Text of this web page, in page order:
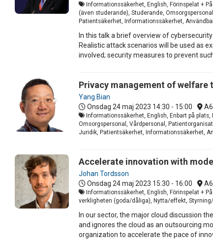
Informationssäkerhet, English, Förinspelat +
(även studerande), Studerande,
Patientsäkerhet, Informationssäkerhet,
In this talk a brief overview of
Realistic attack scenarios will be used as
involved; security measures to prevent
Privacy management of
Yang Bian
Onsdag 24 maj 2023 14:30 - 15:00 A6
Informationssäkerhet, English, Enbart på
Omsorgspersonal, Vårdpersonal,
Juridik, Patientsäkerhet, Informationssäkerhet,
Accelerate innovation with
Johan Tordsson
Onsdag 24 maj 2023 15:30 - 16:00 A6
Informationssäkerhet, English, Förinspelat +
verkligheten (goda/dåliga), Nytta/effekt,
In our sector, the major cloud discussion
and ignores the cloud as an outsourcing
organization to accelerate the pace of